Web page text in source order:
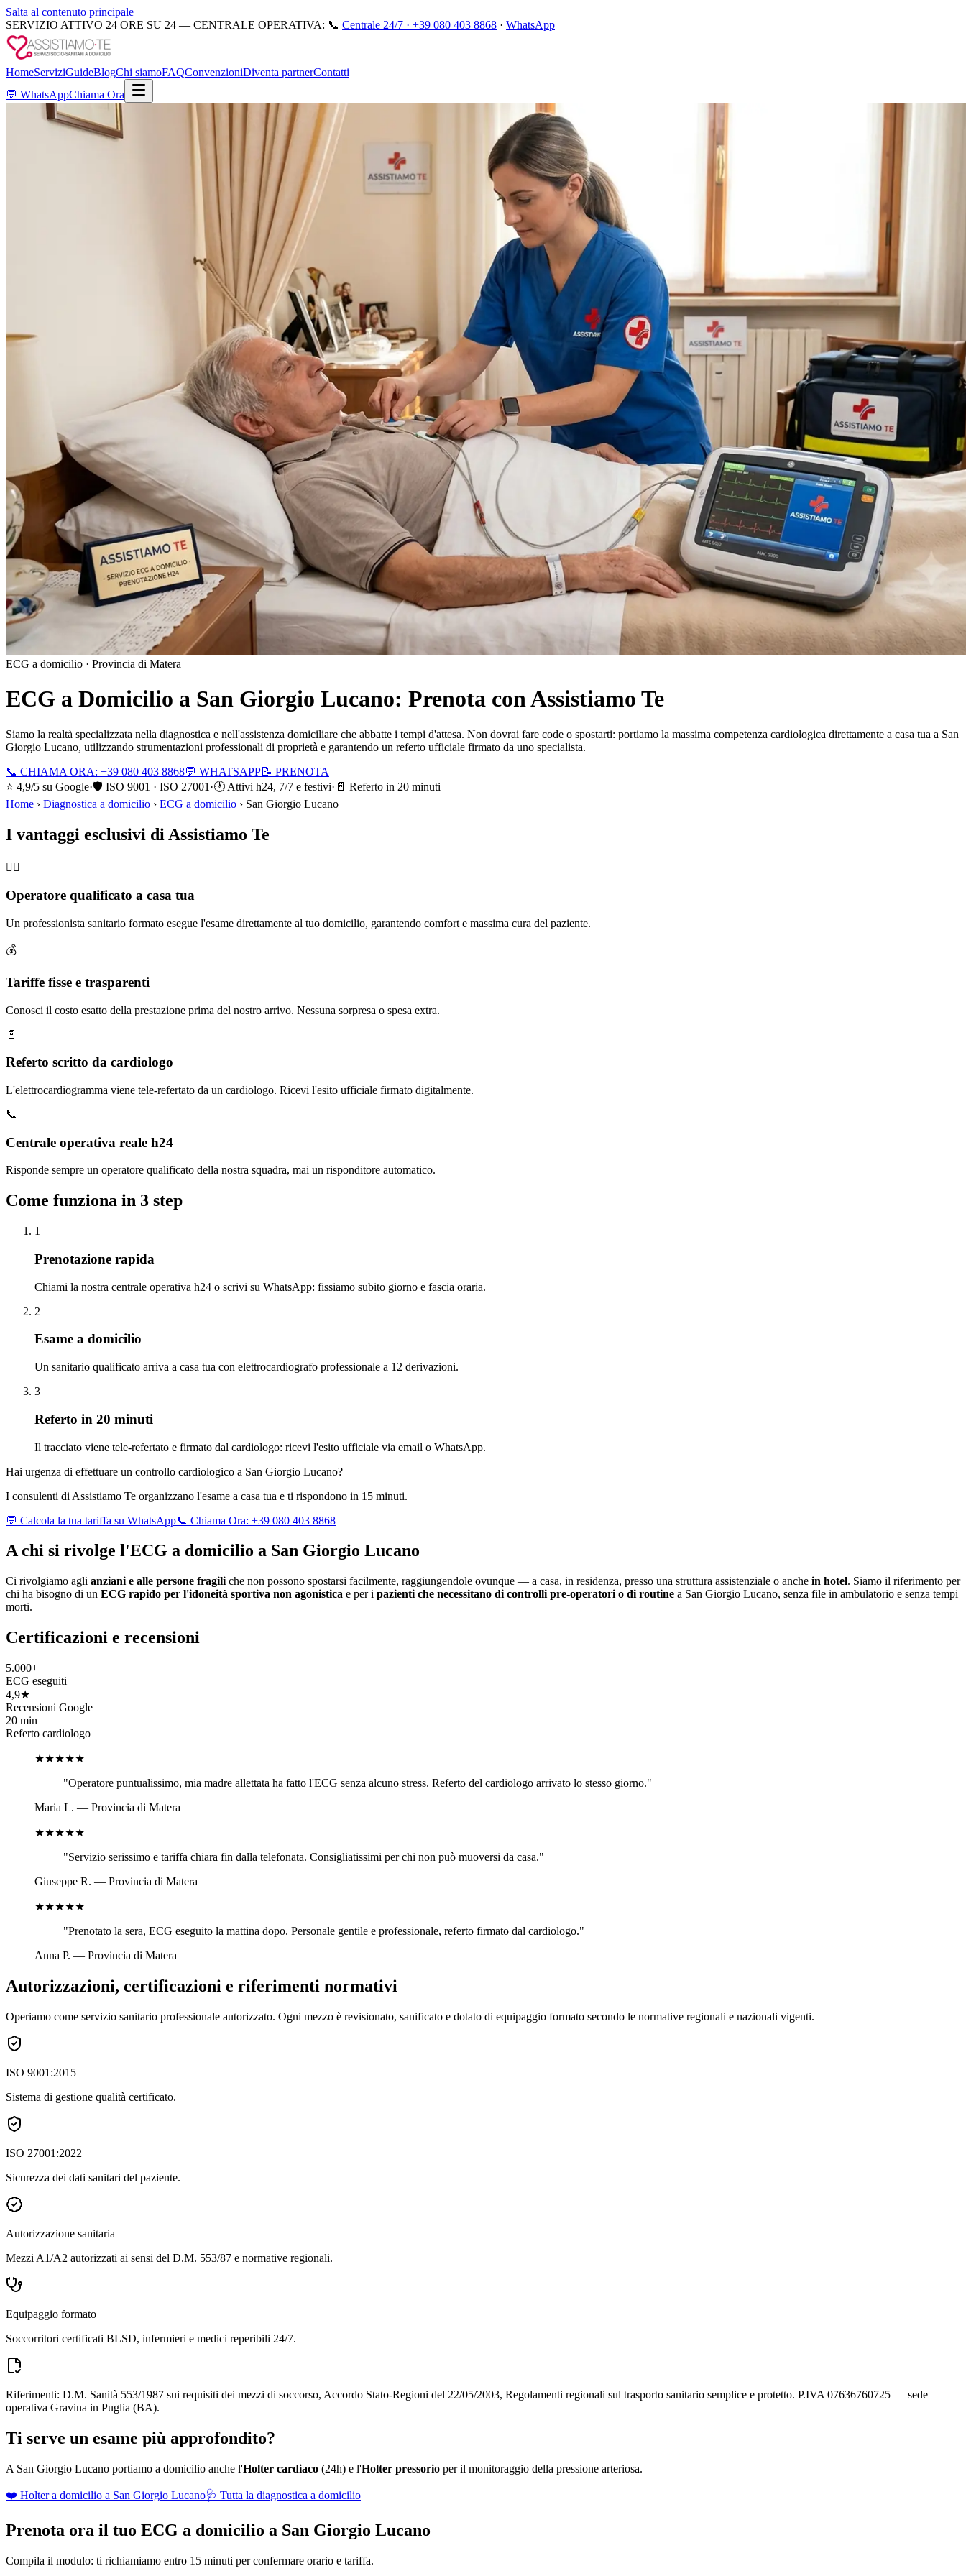
Salta al contenuto principale
SERVIZIO ATTIVO 24 ORE SU 24 — CENTRALE OPERATIVA: 📞 Centrale 24/7 · +39 080 403 8868 · WhatsApp
HomeServiziGuideBlogChi siamoFAQConvenzioniDiventa partnerContatti
💬 WhatsAppChiama Ora
ECG a domicilio · Provincia di Matera
ECG a Domicilio a San Giorgio Lucano: Prenota con Assistiamo Te
Siamo la realtà specializzata nella diagnostica e nell'assistenza domiciliare che abbatte i tempi d'attesa. Non dovrai fare code o spostarti: portiamo la massima competenza cardiologica direttamente a casa tua a San
Giorgio Lucano, utilizzando strumentazioni professionali di proprietà e garantendo un referto ufficiale firmato da uno specialista.
📞 CHIAMA ORA: +39 080 403 8868💬 WHATSAPP📝 PRENOTA
⭐ 4,9/5 su Google·🛡️ ISO 9001 · ISO 27001 ·🕐 Attivi h24, 7/7 e festivi· 📄 Referto in 20 minuti
Home › Diagnostica a domicilio › ECG a domicilio › San Giorgio Lucano
I vantaggi esclusivi di Assistiamo Te
🧑‍⚕️
Operatore qualificato a casa tua
Un professionista sanitario formato esegue l'esame direttamente al tuo domicilio, garantendo comfort e massima cura del paziente.
💰
Tariffe fisse e trasparenti
Conosci il costo esatto della prestazione prima del nostro arrivo. Nessuna sorpresa o spesa extra.
📄
Referto scritto da cardiologo
L'elettrocardiogramma viene tele-refertato da un cardiologo. Ricevi l'esito ufficiale firmato digitalmente.
📞
Centrale operativa reale h24
Risponde sempre un operatore qualificato della nostra squadra, mai un risponditore automatico.
Come funziona in 3 step
1
Prenotazione rapida
Chiami la nostra centrale operativa h24 o scrivi su WhatsApp: fissiamo subito giorno e fascia oraria.
2
Esame a domicilio
Un sanitario qualificato arriva a casa tua con elettrocardiografo professionale a 12 derivazioni.
3
Referto in 20 minuti
Il tracciato viene tele-refertato e firmato dal cardiologo: ricevi l'esito ufficiale via email o WhatsApp.
Hai urgenza di effettuare un controllo cardiologico a San Giorgio Lucano?
I consulenti di Assistiamo Te organizzano l'esame a casa tua e ti rispondono in 15 minuti.
💬 Calcola la tua tariffa su WhatsApp📞 Chiama Ora: +39 080 403 8868
A chi si rivolge l'ECG a domicilio a San Giorgio Lucano
Ci rivolgiamo agli anziani e alle persone fragili che non possono spostarsi facilmente, raggiungendole ovunque — a casa, in residenza, presso una struttura assistenziale o anche in hotel. Siamo il riferimento per
chi ha bisogno di un ECG rapido per l'idoneità sportiva non agonistica e per i pazienti che necessitano di controlli pre-operatori o di routine a San Giorgio Lucano, senza file in ambulatorio e senza tempi
morti.
Certificazioni e recensioni
5.000+
ECG eseguiti
4,9★
Recensioni Google
20 min
Referto cardiologo
★★★★★
"Operatore puntualissimo, mia madre allettata ha fatto l'ECG senza alcuno stress. Referto del cardiologo arrivato lo stesso giorno."
Maria L. — Provincia di Matera
★★★★★
"Servizio serissimo e tariffa chiara fin dalla telefonata. Consigliatissimi per chi non può muoversi da casa."
Giuseppe R. — Provincia di Matera
★★★★★
"Prenotato la sera, ECG eseguito la mattina dopo. Personale gentile e professionale, referto firmato dal cardiologo."
Anna P. — Provincia di Matera
Autorizzazioni, certificazioni e riferimenti normativi
Operiamo come servizio sanitario professionale autorizzato. Ogni mezzo è revisionato, sanificato e dotato di equipaggio formato secondo le normative regionali e nazionali vigenti.
ISO 9001:2015
Sistema di gestione qualità certificato.
ISO 27001:2022
Sicurezza dei dati sanitari del paziente.
Autorizzazione sanitaria
Mezzi A1/A2 autorizzati ai sensi del D.M. 553/87 e normative regionali.
Equipaggio formato
Soccorritori certificati BLSD, infermieri e medici reperibili 24/7.
Riferimenti: D.M. Sanità 553/1987 sui requisiti dei mezzi di soccorso, Accordo Stato-Regioni del 22/05/2003, Regolamenti regionali sul trasporto sanitario semplice e protetto. P.IVA 07636760725 — sede
operativa Gravina in Puglia (BA).
Ti serve un esame più approfondito?
A San Giorgio Lucano portiamo a domicilio anche l'Holter cardiaco (24h) e l'Holter pressorio per il monitoraggio della pressione arteriosa.
❤️ Holter a domicilio a San Giorgio Lucano🩺 Tutta la diagnostica a domicilio
Prenota ora il tuo ECG a domicilio a San Giorgio Lucano
Compila il modulo: ti richiamiamo entro 15 minuti per confermare orario e tariffa.